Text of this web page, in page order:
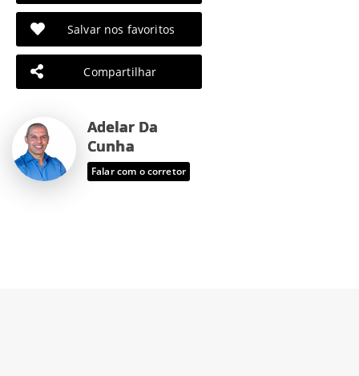
Salvar nos favoritos
Compartilhar
Adelar Da
Cunha
Falar com o corretor